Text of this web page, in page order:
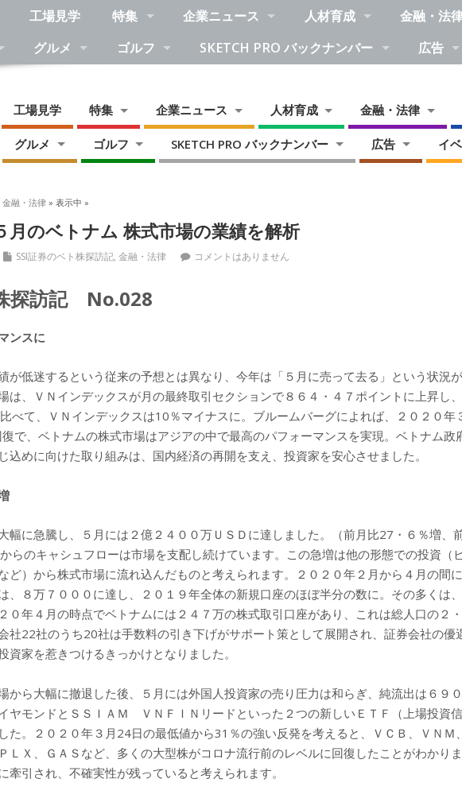
工場見学 特集 企業ニュース 人材育成 金融・法
グルメ ゴルフ SKETCH PRO バックナンバー 広告
工場見学 特集 企業ニュース 人材育成 金融・法律
グルメ ゴルフ SKETCH PRO バックナンバー 広告 イ
金融・法律 » 表示中 »
月のベトナム 株式市場の業績を解析
SSI証券のベト株探訪記, 金融・法律 コメントはありません
探訪記 No.028
ンスに
が低迷するという従来の予想とは異なり、今年は「５月に売って去る」という状況
は、ＶＮインデックスが月の最終取引セクションで８６４・４７ポイントに上昇し
べて、ＶＮインデックスは10％マイナスに。ブルームバーグによれば、２０２０年
で、ベトナムの株式市場はアジアの中で最高のパフォーマンスを実現。ベトナム政
込めに向けた取り組みは、国内経済の再開を支え、投資家を安心させました。
幅に急騰し、５月には２億２４００万ＵＳＤに達しました。（前月比27・６％増、
らのキャシュフローは市場を支配し続けています。この急増は他の形態での投資（
ど）から株式市場に流れ込んだものと考えられます。２０２０年２月から４月の間
、８万７０００に達し、２０１９年全体の新規口座のほぼ半分の数に。その多くは
０年４月の時点でベトナムには２４７万の株式取引口座があり、これは総人口の２・
社22社のうち20社は手数料の引き下げがサポート策として展開され、証券会社の優
資家を惹きつけるきっかけとなりました。
から大幅に撤退した後、５月には外国人投資家の売り圧力は和らぎ、純流出は６９
ヤモンドとＳＳＩＡＭ ＶＮＦＩＮリードといった２つの新しいＥＴＦ（上場投資信
た。２０２０年３月24日の最低値から31％の強い反発を考えると、ＶＣＢ、ＶＮＭ
ＬＸ、ＧＡＳなど、多くの大型株がコロナ流行前のレベルに回復したことがわかり
牽引され、不確実性が残っていると考えられます。